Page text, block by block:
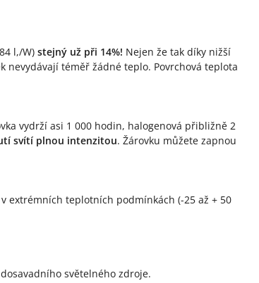
l,/W) stejný už při 14%! Nejen že tak díky nižší
nevydávají téměř žádné teplo. Povrchová teplota
vydrží asi 1 000 hodin, halogenová přibližně 2
svítí plnou intenzitou. Žárovku můžete zapnou
extrémních teplotních podmínkách (-25 až + 50
světelného zdroje.